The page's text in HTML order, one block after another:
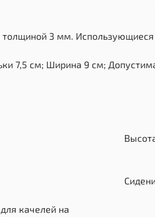
3 мм.
7,5 см; Ширина 9 см;
качелей на